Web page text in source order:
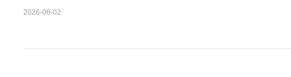
2026-06-02